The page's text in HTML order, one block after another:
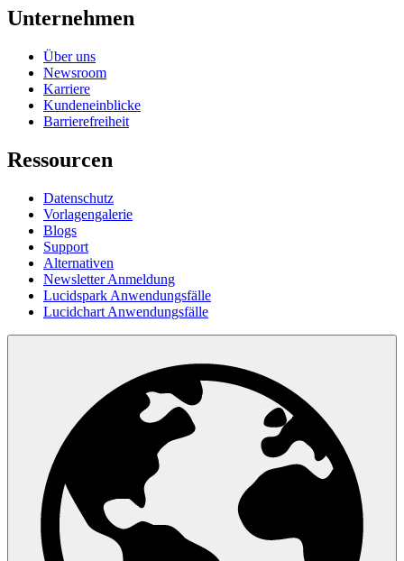
Unternehmen
Über uns
Newsroom
Karriere
Kundeneinblicke
Barrierefreiheit
Ressourcen
Datenschutz
Vorlagengalerie
Blogs
Support
Alternativen
Newsletter Anmeldung
Lucidspark Anwendungsfälle
Lucidchart Anwendungsfälle